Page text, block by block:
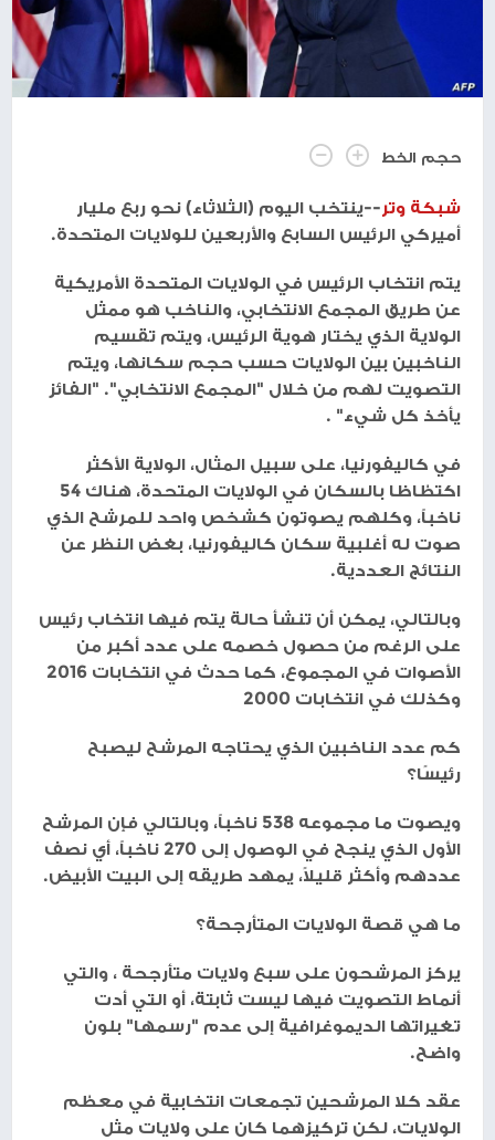
حجم الخط
شبكة وتر--ينتخب اليوم (الثلاثاء) نحو ربع مليار
أميركي الرئيس السابع والأربعين للولايات المتحدة.
يتم انتخاب الرئيس في الولايات المتحدة الأمريكية
عن طريق المجمع الانتخابي، والناخب هو ممثل
الولاية الذي يختار هوية الرئيس، ويتم تقسيم
الناخبين بين الولايات حسب حجم سكانها، ويتم
التصويت لهم من خلال "المجمع الانتخابي". "الفائز
يأخذ كل شيء" .
في كاليفورنيا، على سبيل المثال، الولاية الأكثر
اكتظاظا بالسكان في الولايات المتحدة، هناك 54
ناخباً، وكلهم يصوتون كشخص واحد للمرشح الذي
صوت له أغلبية سكان كاليفورنيا، بغض النظر عن
النتائج العددية.
وبالتالي، يمكن أن تنشأ حالة يتم فيها انتخاب رئيس
على الرغم من حصول خصمه على عدد أكبر من
الأصوات في المجموع، كما حدث في انتخابات 2016
وكذلك في انتخابات 2000
كم عدد الناخبين الذي يحتاجه المرشح ليصبح
رئيسًا؟
ويصوت ما مجموعه 538 ناخباً، وبالتالي فإن المرشح
الأول الذي ينجح في الوصول إلى 270 ناخباً، أي نصف
عددهم وأكثر قليلاً، يمهد طريقه إلى البيت الأبيض.
ما هي قصة الولايات المتأرجحة؟
يركز المرشحون على سبع ولايات متأرجحة ، والتي
أنماط التصويت فيها ليست ثابتة، أو التي أدت
تغيراتها الديموغرافية إلى عدم "رسمها" بلون
واضح.
عقد كلا المرشحين تجمعات انتخابية في معظم
الولايات، لكن تركيزهما كان على ولايات مثل